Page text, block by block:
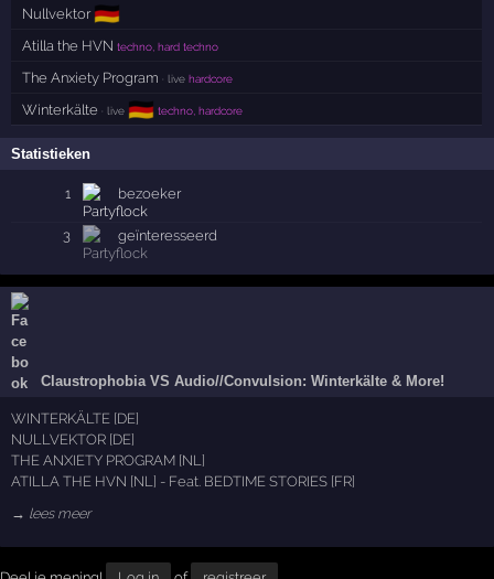
Nullvektor 🇩🇪
Atilla the HVN techno, hard techno
The Anxiety Program · live hardcore
Winterkälte · live 🇩🇪 techno, hardcore
Statistieken
1 bezoeker
3 geïnteresseerd
Claustrophobia VS Audio//Convulsion: Winterkälte & More!
WINTERKÄLTE [DE]
NULLVEKTOR [DE]
THE ANXIETY PROGRAM [NL]
ATILLA THE HVN [NL] - Feat. BEDTIME STORIES [FR]
→ lees meer